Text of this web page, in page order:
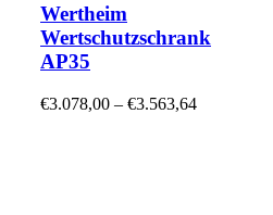
Wertheim
Wertschutzschrank
AP35
€3.078,00 – €3.563,64